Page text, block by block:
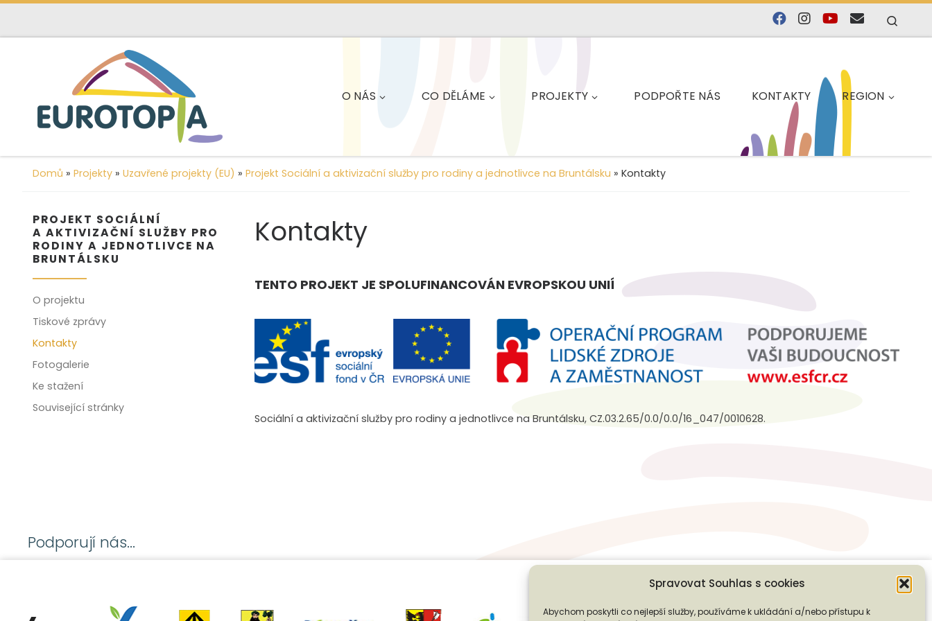
Spravovat Souhlas s cookies
Abychom poskytli co nejlepší služby, používáme k ukládání a/nebo přístupu k
content
O NÁS CO DĚLÁME PROJEKTY PODPOŘTE NÁS KONTAKTY REGION
Domů » Projekty » Uzavřené projekty (EU) » Projekt Sociální a aktivizační služby pro rodiny a jednotlivce na Bruntálsku » Kontakty
Kontakty
TENTO PROJEKT JE SPOLUFINANCOVÁN EVROPSKOU UNIÍ
Sociální a aktivizační služby pro rodiny a jednotlivce na Bruntálsku, CZ.03.2.65/0.0/0.0/16_047/0010628.
PROJEKT SOCIÁLNÍ
A AKTIVIZAČNÍ SLUŽBY PRO
RODINY A JEDNOTLIVCE NA
BRUNTÁLSKU
O projektu
Tiskové zprávy
Kontakty
Fotogalerie
Ke stažení
Související stránky
Podporují nás...